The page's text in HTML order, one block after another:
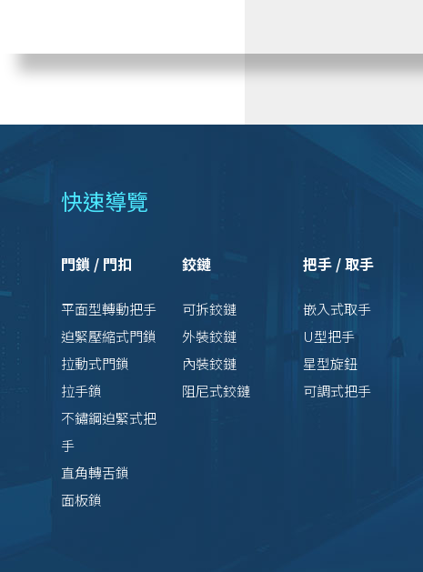
快速導覽
門鎖 / 門扣
平面型轉動把手
迫緊壓縮式門鎖
拉動式門鎖
拉手鎖
不鏽鋼迫緊式把
手
直角轉舌鎖
面板鎖
鉸鏈
可拆鉸鏈
外裝鉸鏈
內裝鉸鏈
阻尼式鉸鏈
把手 / 取手
嵌入式取手
U型把手
星型旋鈕
可調式把手